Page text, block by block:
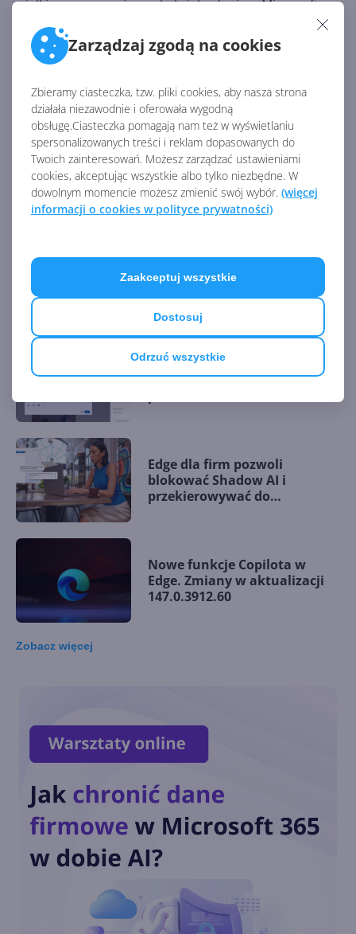
Zarządzaj zgodą na cookies
Zbieramy ciasteczka, tzw. pliki cookies, aby nasza strona
działała niezawodnie i oferowała wygodną
obsługę.Ciasteczka pomagają nam też w wyświetlaniu
spersonalizowanych treści i reklam dopasowanych do
Twoich zainteresowań. Możesz zarządzać ustawieniami
cookies, akceptując wszystkie albo tylko niezbędne. W
dowolnym momencie możesz zmienić swój wybór. (więcej
informacji o cookies w polityce prywatności)
Odrzuć wszystkie
Dostosuj
Zaakceptuj wszystkie
wielkiego znaczenia, aczkolwiek zdaniem Microsoftu
może ona być przydatna w celach edukacyjnych, a
także dla deweloperów, którzy dzięki niej mogą
zidentyfikować problemy z layoutem strony.
Źródło:
https://techdows.com/2019/08/microsoft-is-working-
to-bring-3d-view-to-chromium-now-can-be-enabled-
in-new-edge-browser.html
AKTUALNOŚCI Z KATEGORII EDGE
Edge bez inteligentnej historii.
Microsoft niespodziewanie
kasuje funkcję AI
Copilot przejmuje ster w Edge.
Agentyczna AI klika za
Edge dla firm pozwoli
blokować Shadow AI i
przekierowywać do
Nowe funkcje Copilota w
Edge. Zmiany w aktualizacji
147.0.3912.60
tryb AI w przeglądarce
Copilot w menu
nowej karty w Edge
Zobacz więcej